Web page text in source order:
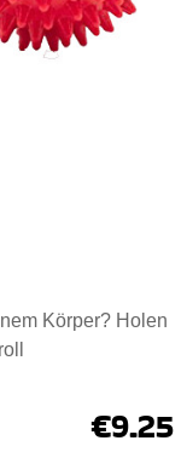
Körper? Holen
€9.25